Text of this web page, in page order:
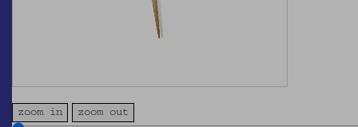
zoom in zoom out